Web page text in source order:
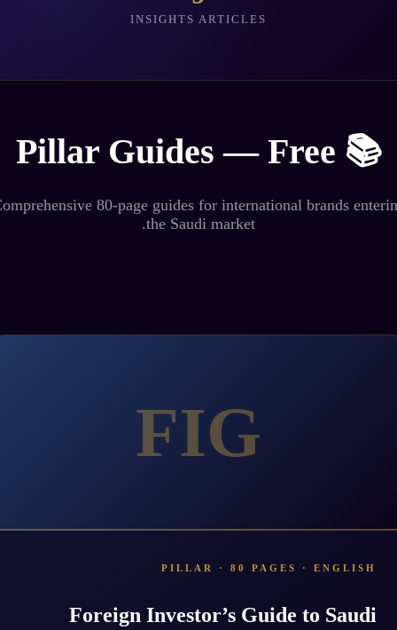
INSIGHTS ARTICLES
📚 Pillar Guides — Free
80-page guides for international brands
the Saudi market.
FIG
PILLAR · 80 PAGES · ENGLISH
Foreign Investor’s Guide to Saudi